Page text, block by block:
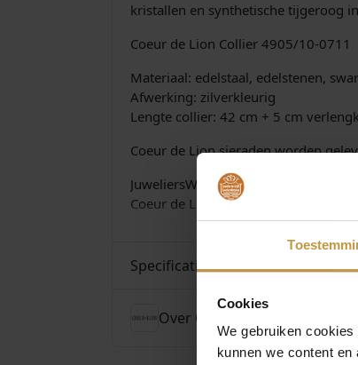
Cookies
We gebruiken
kunnen we content
kristallen en synthetische tijgeroog
Coeur de Lion Collier 4905/10-0711
Materiaal: edelstaal, edelstenen,
Afwerking: zilverkleurig
Lengte collier: 42 cm + 5 cm
Coeur de Lion sieraden worden
JuweliersWebshop.nl is officieel
Coeur de Lion Sieraden bij
Specificaties
Over Coeur de Lion Sieraden